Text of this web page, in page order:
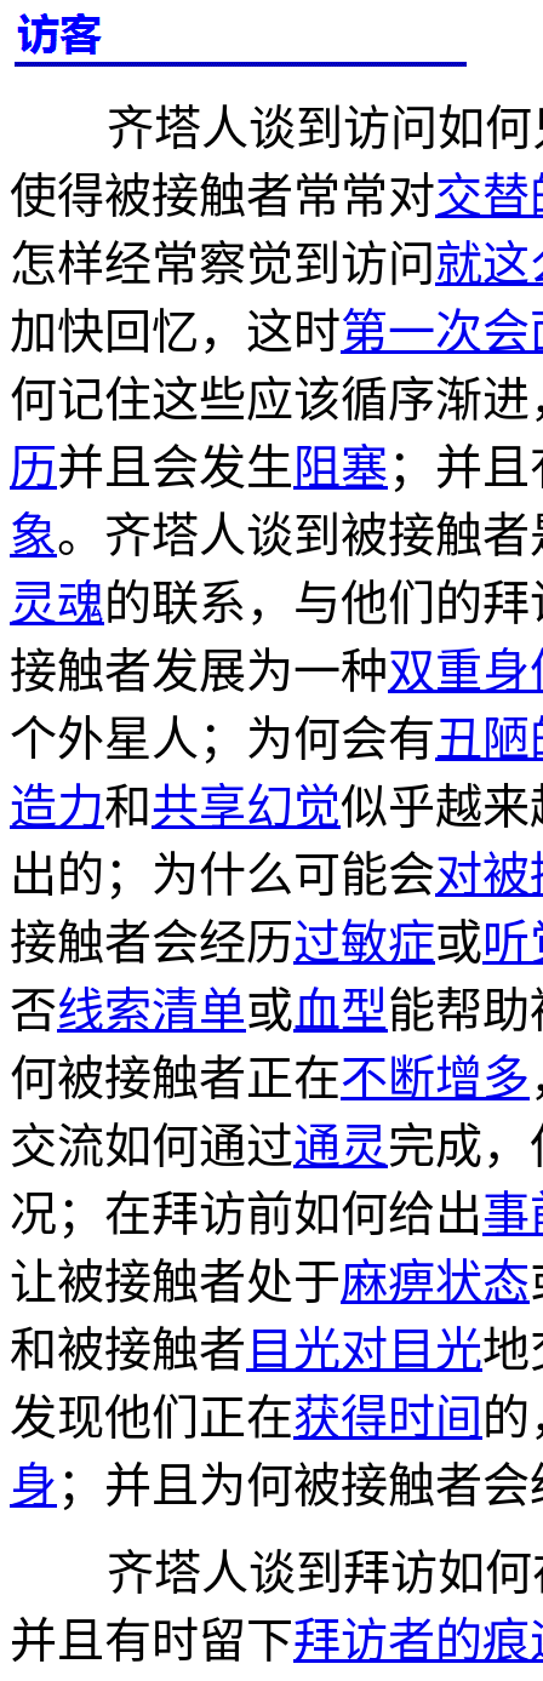
齐塔人谈到访问如何
使得被接触者常常对交替
怎样经常察觉到访问就这
加快回忆，这时第一次会
何记住这些应该循序渐
历并且会发生 阻塞；并
象。齐塔人谈到被接触
灵魂的联系，与他们的拜
接触者发展为一种双重身
个外星人；为何会有丑
造力和共享幻觉似乎越
出的；为什么可能会对
接触者会经历过敏症或听
否线索清单或血型能帮
何被接触者正在不断增多
交流如何通过通灵完成，
况；在拜访前如何给出事
让被接触者处于麻痹状态
和被接触者 目光对目光地
发现他们正在获得时间
身；并且为何被接触者
齐塔人谈到拜访如何
并且有时留下拜访者的痕